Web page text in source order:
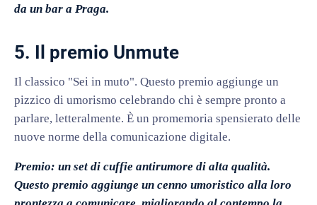
da un bar a Praga.
5. Il premio Unmute
Il classico "Sei in muto". Questo premio aggiunge un
pizzico di umorismo celebrando chi è sempre pronto a
parlare, letteralmente. È un promemoria spensierato delle
nuove norme della comunicazione digitale.
Premio: un set di cuffie antirumore di alta qualità.
Questo premio aggiunge un cenno umoristico alla loro